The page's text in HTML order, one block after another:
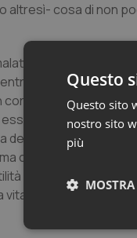
altresì- cosa di non
che non
specializzati ed
ha sulla capacità
della Prevalenza in
che siano circa 50
nel 40% -50% dei
vita e ai costi diretti –
Questo
Questo sito
nostro sito
più